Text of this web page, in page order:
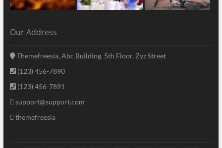
Our Address
Themefreesia, Abc Building, 5th Floor, Zyz Street
(123) 456-7890
(123) 456-7891
support@support.com
themefreesia